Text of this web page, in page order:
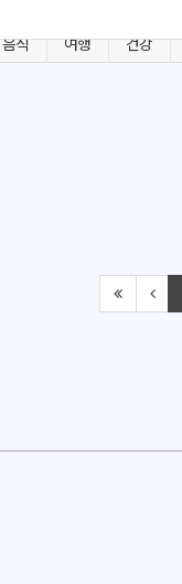
음식 여행 건강